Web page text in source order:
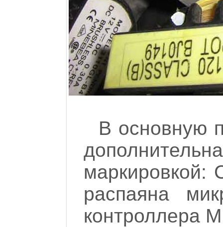
В основную
маркировкой:
распаяна
контроллера